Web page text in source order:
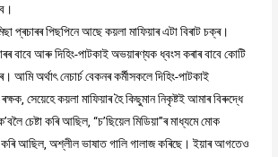
প্ৰচাৰৰ পিছপিনে আছে কয়লা মাফিয়াৰ এটা বিৰাট চক্ৰ।
বাবে আৰু দিহিং-পাটকাই অভয়াৰণ্যক ধ্বংস কৰাৰ বাবে কোটি
আমি অৰ্থাৎ নেচাৰ্চ বেকনৰ কৰ্মীসকলে দিহিং-পাটকাই
সেয়েহে কয়লা মাফিয়াৰ হৈ কিছুমান নিকৃষ্টই আমাৰ বিৰুদ্ধে
চেষ্টা কৰি আছিল, “চ’ছিয়েল মিডিয়া”ৰ মাধ্যমে মোক
আছিল, অশ্লীল ভাষাত গালি গালাজ কৰিছে। ইয়াৰ আগতেও